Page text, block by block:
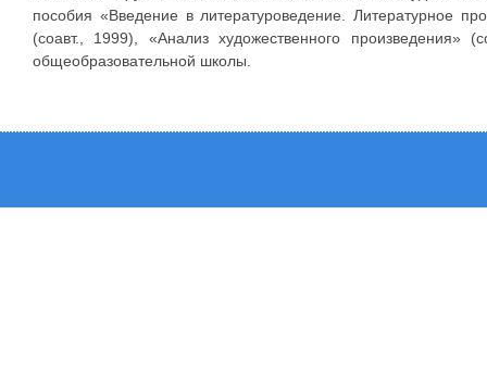
пособия «Введение в литературоведение. Литературное
(соавт., 1999), «Анализ художественного произведения»
общеобразовательной школы.